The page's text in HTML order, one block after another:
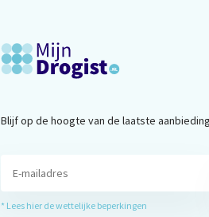
Blijf op de hoogte van de laatste
* Lees hier de wettelijke beperkingen